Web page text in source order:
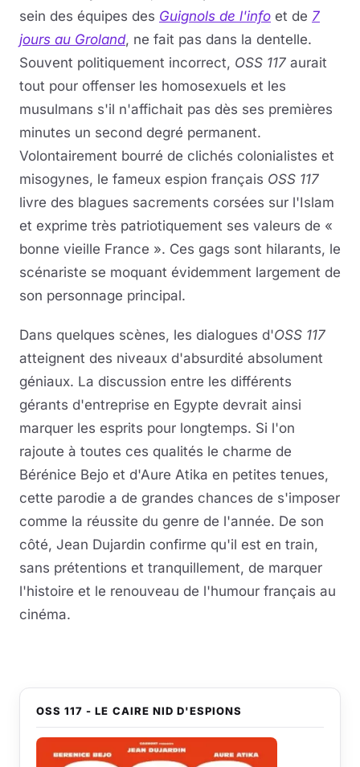
sein des équipes des Guignols de l'info et de 7
jours au Groland, ne fait pas dans la dentelle.
Souvent politiquement incorrect, OSS 117 aurait
tout pour offenser les homosexuels et les
musulmans s'il n'affichait pas dès ses premières
minutes un second degré permanent.
Volontairement bourré de clichés colonialistes et
misogynes, le fameux espion français OSS 117
livre des blagues sacrements corsées sur l'Islam
et exprime très patriotiquement ses valeurs de «
bonne vieille France ». Ces gags sont hilarants, le
scénariste se moquant évidemment largement de
son personnage principal.
Dans quelques scènes, les dialogues d'OSS 117
atteignent des niveaux d'absurdité absolument
géniaux. La discussion entre les différents
gérants d'entreprise en Egypte devrait ainsi
marquer les esprits pour longtemps. Si l'on
rajoute à toutes ces qualités le charme de
Bérénice Bejo et d'Aure Atika en petites tenues,
cette parodie a de grandes chances de s'imposer
comme la réussite du genre de l'année. De son
côté, Jean Dujardin confirme qu'il est en train,
sans prétentions et tranquillement, de marquer
l'histoire et le renouveau de l'humour français au
cinéma.
OSS 117 - LE CAIRE NID D'ESPIONS